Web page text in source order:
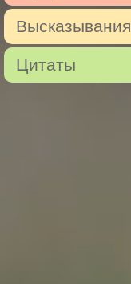
Высказывания
Цитаты